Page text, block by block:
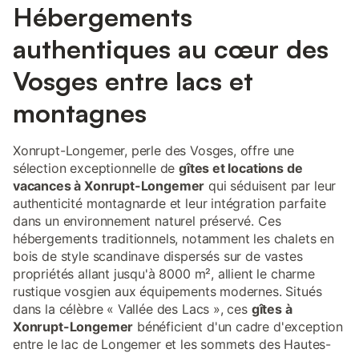
Hébergements
authentiques au cœur des
Vosges entre lacs et
montagnes
Xonrupt-Longemer, perle des Vosges, offre une
sélection exceptionnelle degîtes et locations de
vacances à Xonrupt-Longemer qui séduisent par leur
authenticité montagnarde et leur intégration parfaite
dans un environnement naturel préservé. Ces
hébergements traditionnels, notamment les chalets en
bois de style scandinave dispersés sur de vastes
propriétés allant jusqu'à 8000 m², allient le charme
rustique vosgien aux équipements modernes. Situés
dans la célèbre « Vallée des Lacs », ces gîtes à
Xonrupt-Longemer bénéficient d'un cadre d'exception
entre le lac de Longemer et les sommets des Hautes-